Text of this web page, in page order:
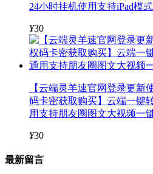
24小时挂机使用支持iPad模式
¥30
【云端灵羊速官网登录更新
码卡密获取购买】云端一键
用支持朋友圈图文大视频一
¥30
最新留言